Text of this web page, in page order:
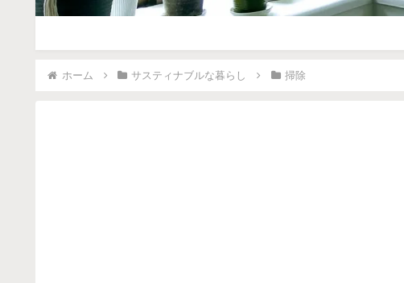
ホーム サスティナブルな暮らし 掃除